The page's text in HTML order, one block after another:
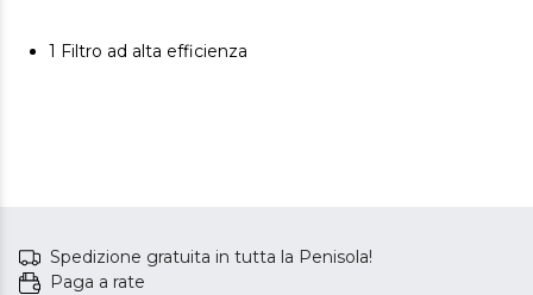
1 Filtro ad alta efficienza
Spedizione gratuita in tutta la Penisola!
Paga a rate